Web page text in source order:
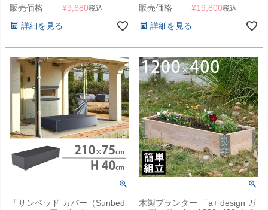
200x110xH70cm」【沖縄・離
島は送料要見積り】
販売価格 ¥9,680税込
詳細を見る
250x100x70cm（NS）」【沖
縄・離島は送料要見積り】
販売価格 ¥19,800税込
詳細を見る
「サンベッド カバー（Sunbed
木製プランター 「a+ design ガ